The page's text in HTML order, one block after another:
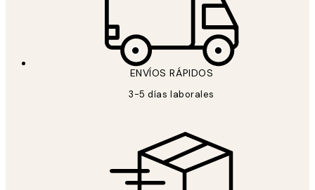
ENVÍOS RÁPIDOS
3-5 días laborales